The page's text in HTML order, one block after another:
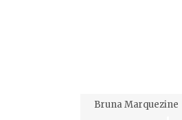
Bruna Marquezine